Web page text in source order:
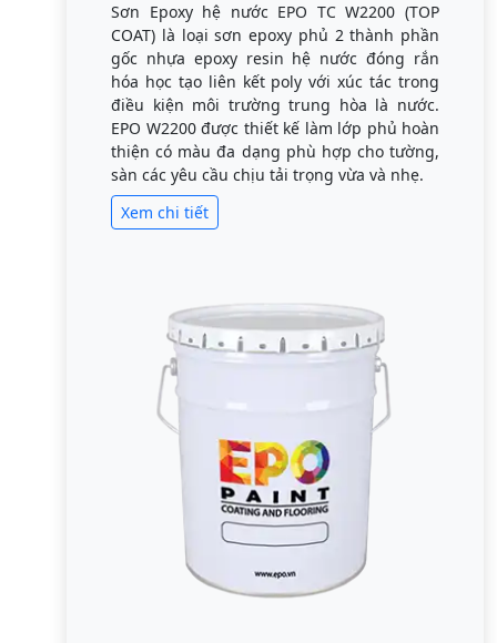
Sơn Epoxy hệ nước EPO TC W2200 (TOP
COAT) là loại sơn epoxy phủ 2 thành phần
gốc nhựa epoxy resin hệ nước đóng rắn
hóa học tạo liên kết poly với xúc tác trong
điều kiện môi trường trung hòa là nước.
EPO W2200 được thiết kế làm lớp phủ hoàn
thiện có màu đa dạng phù hợp cho tường,
sàn các yêu cầu chịu tải trọng vừa và nhẹ.
Xem chi tiết